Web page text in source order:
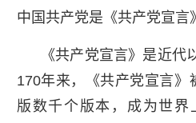
中国共产党是《共产党宣言
《共产党宣言》是近代
170年来，《共产党宣言》
版数千个版本，成为世界